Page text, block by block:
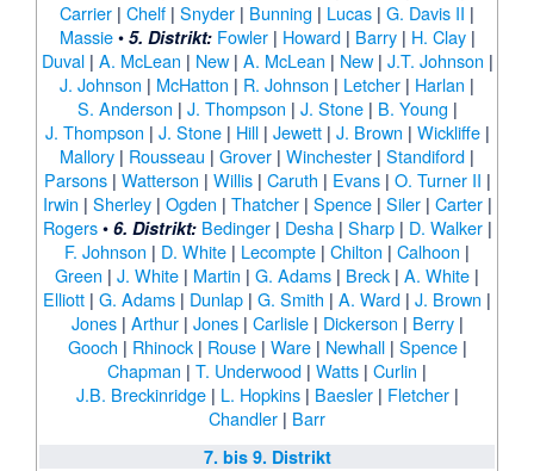
Carrier | Chelf | Snyder | Bunning | Lucas | G. Davis II |
Massie• 5. Distrikt: Fowler| Howard| Barry| H. Clay|
Duval| A. McLean | New| A. McLean | New| J.T. Johnson |
J. Johnson | McHatton | R. Johnson | Letcher | Harlan |
S. Anderson | J. Thompson | J. Stone| B. Young |
J. Thompson | J. Stone| Hill| Jewett| J. Brown | Wickliffe|
Mallory | Rousseau | Grover | Winchester | Standiford |
Parsons| Watterson | Willis| Caruth | Evans| O. Turner II |
Irwin | Sherley| Ogden | Thatcher| Spence| Siler| Carter|
Rogers• 6. Distrikt: Bedinger| Desha| Sharp| D. Walker|
F. Johnson | D. White | Lecompte | Chilton | Calhoon |
Green | J. White | Martin | G. Adams | Breck | A. White |
Elliott | G. Adams | Dunlap | G. Smith | A. Ward | J. Brown |
Jones| Arthur| Jones| Carlisle| Dickerson | Berry|
Gooch | Rhinock| Rouse| Ware| Newhall| Spence|
Chapman | T. Underwood | Watts | Curlin |
J.B. Breckinridge| L. Hopkins| Baesler| Fletcher|
Chandler | Barr
7. bis 9. Distrikt